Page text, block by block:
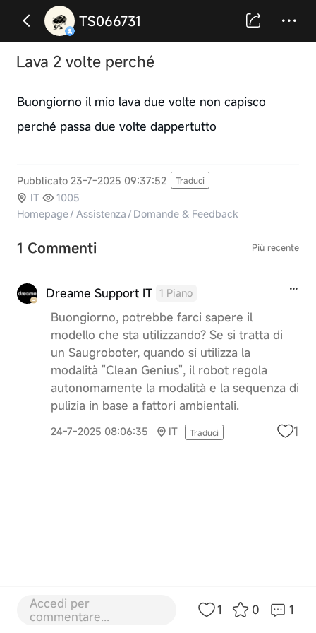
TS066731
Lava 2 volte perché
Buongiorno il mio lava due volte non capisco
perché passa due volte dappertutto
Pubblicato 23-7-2025 09:37:52 Traduci
IT
1005
Homepage/ Assistenza/ Domande & Feedback
1 Commenti Più recente
Dreame Support IT 1 Piano
Buongiorno, potrebbe farci sapere il
modello che sta utilizzando? Se si tratta di
un Saugroboter, quando si utilizza la
modalità "Clean Genius", il robot regola
autonomamente la modalità e la sequenza di
pulizia in base a fattori ambientali.
24-7-2025 08:06:35 IT Traduci 1
Accedi per
commentare...
1 0 1